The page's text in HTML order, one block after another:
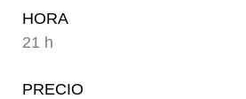
HORA
21 h
PRECIO